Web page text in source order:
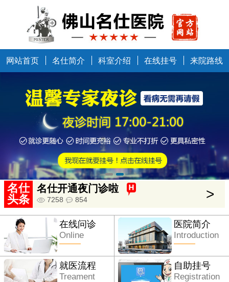
网站首页 名仕简介 科室介绍 在线挂号 来院路线
名仕
头条
中国健康万里行走进佛山
5634 685 >
名仕开通夜门诊啦
7258 854 >
在线问诊
Online
医院简介
Introduction
就医流程
Treament
自助挂号
Registration